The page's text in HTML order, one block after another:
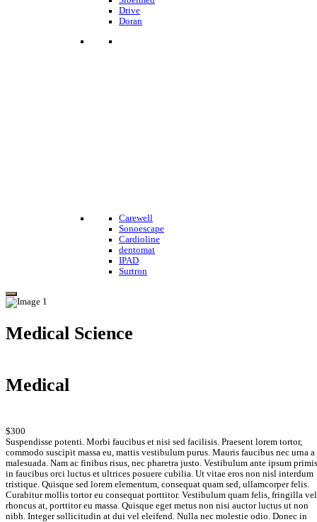
Drive
Doran
Carewell
Sonoescape
Cardioline
dentomat
IPAD
Surtron
Medical Science
Medical
$300
Suspendisse potenti. Morbi faucibus et nisi sed facilisis. Praesent lorem tortor,
commodo suscipit massa eu, mattis vestibulum purus. Mauris faucibus nec urna a
malesuada. Nam ac finibus risus, nec pharetra justo. Vestibulum ante ipsum primis
in faucibus orci luctus et ultrices posuere cubilia. Ut vitae eros non nisl interdum
tristique. Quisque sed lorem elementum, consequat quam sed, ullamcorper felis.
Curabitur mollis tortor eu consequat porttitor. Vestibulum quam felis, fringilla vel
rhoncus at, porttitor eu massa. Quisque eget metus non nisi auctor luctus ut non
nibh. Integer sollicitudin at dui vel eleifend. Nulla nec molestie odio. Donec in